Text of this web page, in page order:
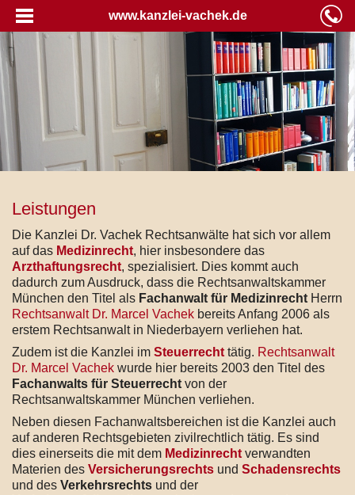
www.kanzlei-vachek.de
Leistungen
Die Kanzlei Dr. Vachek Rechtsanwälte hat sich vor allem
auf das Medizinrecht, hier insbesondere das
Arzthaftungsrecht, spezialisiert. Dies kommt auch
dadurch zum Ausdruck, dass die Rechtsanwaltskammer
München den Titel als Fachanwalt für Medizinrecht Herrn
Rechtsanwalt Dr. Marcel Vachek bereits Anfang 2006 als
erstem Rechtsanwalt in Niederbayern verliehen hat.
Zudem ist die Kanzlei im Steuerrecht tätig. Rechtsanwalt
Dr. Marcel Vachek wurde hier bereits 2003 den Titel des
Fachanwalts für Steuerrecht von der
Rechtsanwaltskammer München verliehen.
Neben diesen Fachanwaltsbereichen ist die Kanzlei auch
auf anderen Rechtsgebieten zivilrechtlich tätig. Es sind
dies einerseits die mit dem Medizinrecht verwandten
Materien des Versicherungsrechts und Schadensrechts
und des Verkehrsrechts und der